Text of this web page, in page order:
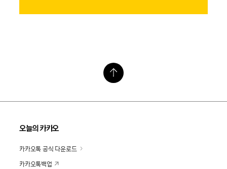
오늘의 카카오
카카오톡 공식 다운로드
카카오톡백업